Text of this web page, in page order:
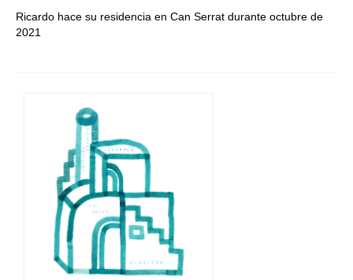
Ricardo hace su residencia en Can Serrat durante octubre de
2021